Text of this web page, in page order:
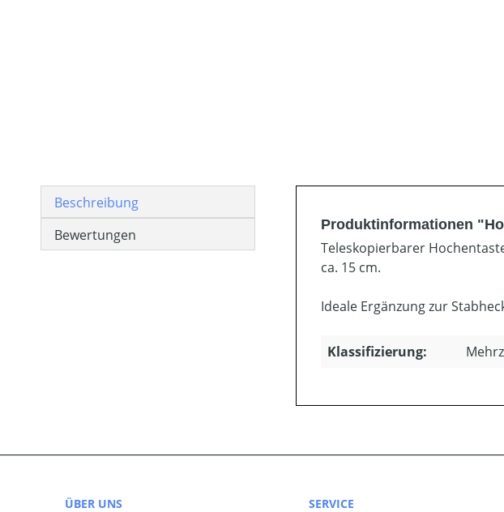
Beschreibung
Bewertungen
Produktinformationen
Teleskopierbarer
ca. 15 cm.
Ideale Ergänzung zur
Klassifizierung:
ÜBER UNS
SERVICE